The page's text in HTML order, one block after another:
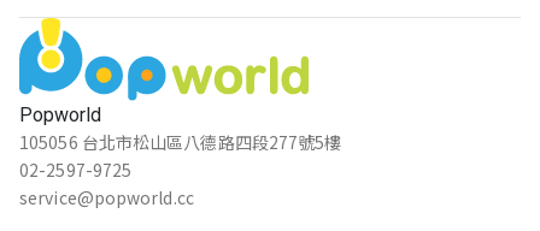
Popworld
105056 台北市松山區八德路四段277號5樓
02-2597-9725
service@popworld.cc